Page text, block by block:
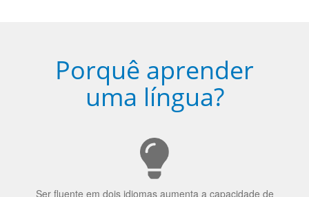
Porquê aprender
uma língua?
Ser fluente em dois idiomas aumenta a capacidade de
concentração de uma pessoa.